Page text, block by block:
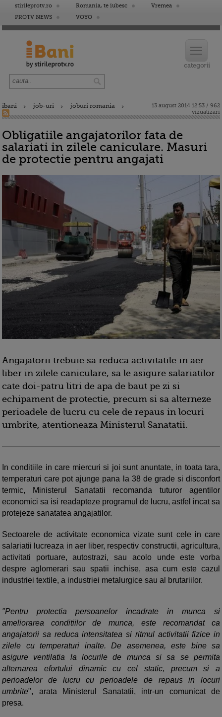
stirileprotv.ro Romania, te iubesc
Vremea
PROTV NEWS
VOYO
ibani job-uri joburi romania
13 august 2014 12:53 / 962
vizualizari
Obligatiile angajatorilor fata de
salariati in zilele caniculare. Masuri
de protectie pentru angajati
Angajatorii trebuie sa reduca activitatile in aer
liber in zilele caniculare, sa le asigure salariatilor
cate doi-patru litri de apa de baut pe zi si
echipament de protectie, precum si sa alterneze
perioadele de lucru cu cele de repaus in locuri
umbrite, atentioneaza Ministerul Sanatatii.
In conditiile in care miercuri si joi sunt anuntate, in toata tara,
temperaturi care pot ajunge pana la 38 de grade si disconfort
termic, Ministerul Sanatatii recomanda tuturor agentilor
economici sa isi readapteze programul de lucru, astfel incat sa
protejeze sanatatea angajatilor.
Sectoarele de activitate economica vizate sunt cele in care
salariatii lucreaza in aer liber, respectiv constructii, agricultura,
activitati portuare, autostrazi, sau acolo unde este vorba
despre aglomerari sau spatii inchise, asa cum este cazul
industriei textile, a industriei metalurgice sau al brutariilor.
"Pentru protectia persoanelor incadrate in munca si
ameliorarea conditiilor de munca, este recomandat ca
angajatorii sa reduca intensitatea si ritmul activitatii fizice in
zilele cu temperaturi inalte. De asemenea, este bine sa
asigure ventilatia la locurile de munca si sa se permita
alternarea efortului dinamic cu cel static, precum si a
perioadelor de lucru cu perioadele de repaus in locuri
umbrite", arata Ministerul Sanatatii, intr-un comunicat de
presa.